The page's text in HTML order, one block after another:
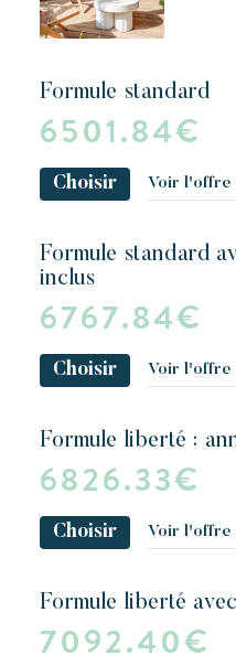
formule standard
6501.84€
Choisir Voir l'offre
formule standard avec petit-déjeuner
inclus
6767.84€
Choisir Voir l'offre
formule liberté :
6826.33€
Choisir Voir l'offre
formule liberté
7092.40€